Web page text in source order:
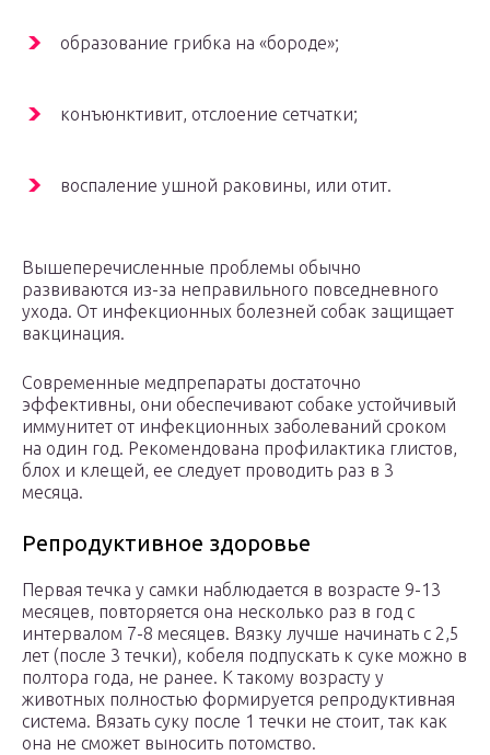
образование грибка на «бороде»;
конъюнктивит, отслоение сетчатки;
воспаление ушной раковины, или отит.
Вышеперечисленные проблемы обычно
развиваются из-за неправильного повседневного
ухода. От инфекционных болезней собак защищает
вакцинация.
Современные медпрепараты достаточно
эффективны, они обеспечивают собаке устойчивый
иммунитет от инфекционных заболеваний сроком
на один год. Рекомендована профилактика глистов,
блох и клещей, ее следует проводить раз в 3
месяца.
Репродуктивное здоровье
Первая течка у самки наблюдается в возрасте 9-13
месяцев, повторяется она несколько раз в год с
интервалом 7-8 месяцев. Вязку лучше начинать с 2,5
лет (после 3 течки), кобеля подпускать к суке можно в
полтора года, не ранее. К такому возрасту у
животных полностью формируется репродуктивная
система. Вязать суку после 1 течки не стоит, так как
она не сможет выносить потомство.